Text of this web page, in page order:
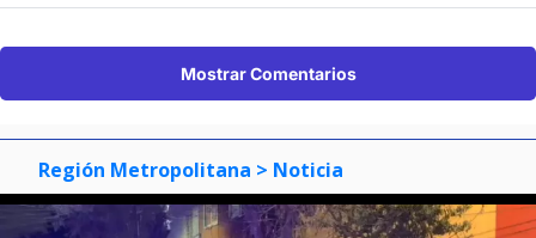
Mostrar Comentarios
Región Metropolitana > Noticia